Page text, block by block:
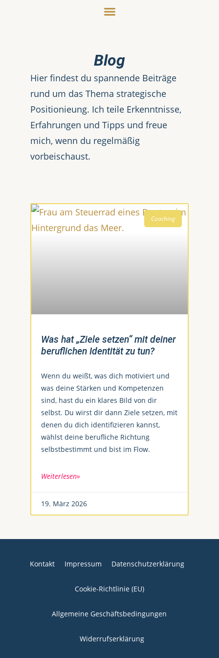
Blog
Hier findest du spannende Beiträge
rund um das Thema strategische
Positionieung. Ich teile Erkenntnisse,
Erfahrungen und Tipps und freue
mich, wenn du regelmäßig
vorbeischaust.
Coaching
Was hat „Ziele setzen“ mit deiner
beruflichen Identität zu tun?
Wenn du weißt, was dich motiviert und
was deine Stärken und Kompetenzen
sind, hast du ein klares Bild von dir
selbst. Du wirst dir dann Ziele setzen, mit
denen du dich identifizieren kannst,
wählst deine berufliche Richtung
selbstbestimmt und bist im Flow.
Weiterlesen»
19. März 2026
Kontakt Impressum Datenschutzerklärung
Cookie-Richtlinie (EU)
Allgemeine Geschäftsbedingungen
Widerrufserklärung